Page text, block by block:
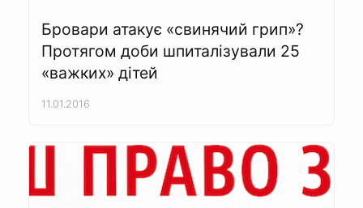
Бровари атакує «свинячий грип»?
Протягом доби шпиталізували 25
«важких» дітей
11.01.2016